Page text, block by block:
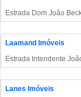
Estrada Dom João
Laamand Imóveis
Estrada Intendente
Lanes Imóveis